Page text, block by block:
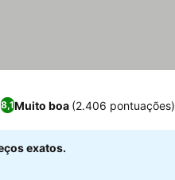
8,1Muito boa (2.406 pontuações)
exatos.